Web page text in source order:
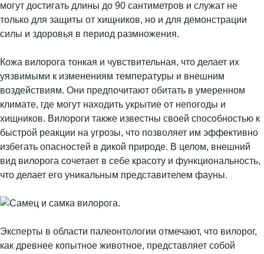
могут достигать длины до 90 сантиметров и служат не
только для защиты от хищников, но и для демонстрации
силы и здоровья в период размножения.
Кожа вилорога тонкая и чувствительная, что делает их
уязвимыми к изменениям температуры и внешним
воздействиям. Они предпочитают обитать в умеренном
климате, где могут находить укрытие от непогоды и
хищников. Вилороги также известны своей способностью к
быстрой реакции на угрозы, что позволяет им эффективно
избегать опасностей в дикой природе. В целом, внешний
вид вилорога сочетает в себе красоту и функциональность,
что делает его уникальным представителем фауны.
Эксперты в области палеонтологии отмечают, что вилорог,
как древнее копытное животное, представляет собой